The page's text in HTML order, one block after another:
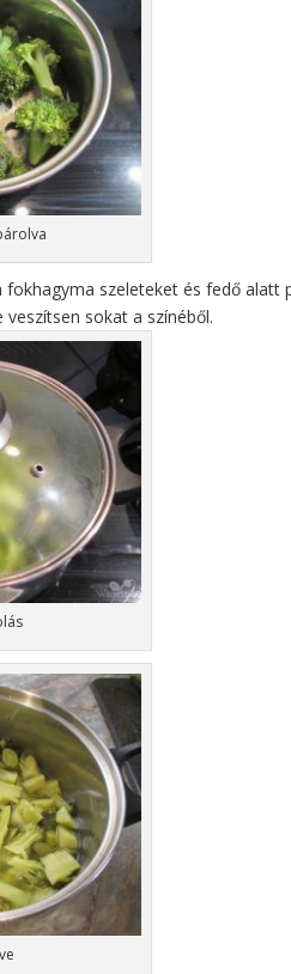
szeleteket és fedő alatt
sokat a színéből.